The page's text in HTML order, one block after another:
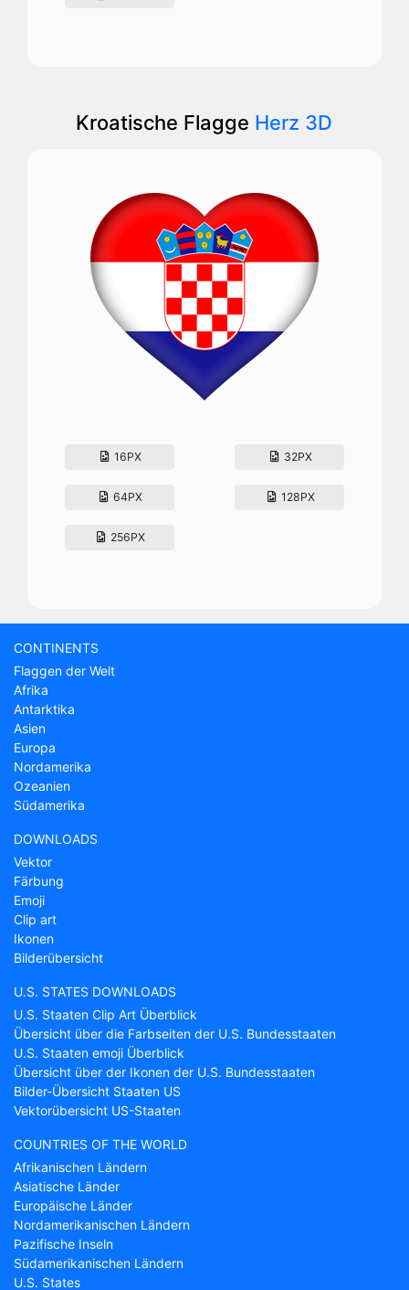
Kroatische Flagge Herz 3D
16PX 32PX
64PX 128PX
256PX
CONTINENTS
Flaggen der Welt
Afrika
Antarktika
Asien
Europa
Nordamerika
Ozeanien
Südamerika
DOWNLOADS
Vektor
Färbung
Emoji
Clip art
Ikonen
Bilderübersicht
U.S. STATES DOWNLOADS
U.S. Staaten Clip Art Überblick
Übersicht über die Farbseiten der U.S. Bundesstaaten
U.S. Staaten emoji Überblick
Übersicht über der Ikonen der U.S. Bundesstaaten
Bilder-Übersicht Staaten US
Vektorübersicht US-Staaten
COUNTRIES OF THE WORLD
Afrikanischen Ländern
Asiatische Länder
Europäische Länder
Nordamerikanischen Ländern
Pazifische Inseln
Südamerikanischen Ländern
U.S. States